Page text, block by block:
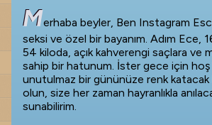
Merhaba beyler, Ben Instagram
seksi ve özel bir bayanım. Adım Ece,
54 kiloda, açık kahverengi saçlara ve
sahip bir hatunum. İster gece için hoş
unutulmaz bir gününüze renk katacak
olun, size her zaman hayranlıkla
sunabilirim.